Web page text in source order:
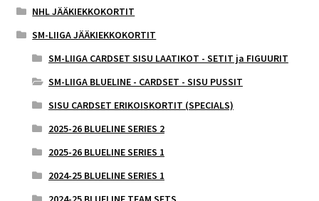
NHL JÄÄKIEKKOKORTIT
SM-LIIGA JÄÄKIEKKOKORTIT
SM-LIIGA CARDSET SISU LAATIKOT - SETIT ja FIGUURIT
SM-LIIGA BLUELINE - CARDSET - SISU PUSSIT
SISU CARDSET ERIKOISKORTIT (SPECIALS)
2025-26 BLUELINE SERIES 2
2025-26 BLUELINE SERIES 1
2024-25 BLUELINE SERIES 1